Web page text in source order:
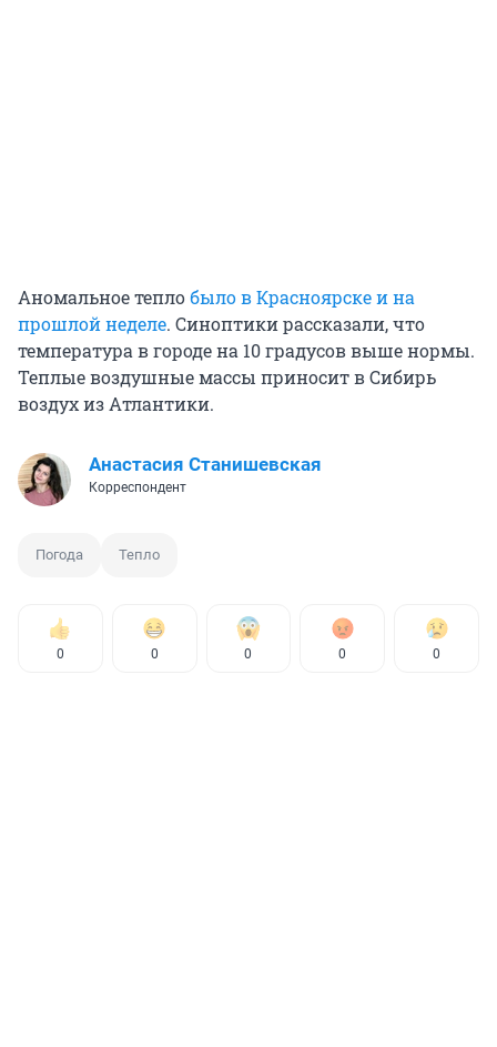
Аномальное теплобыло в Красноярске и на
прошлой неделе. Синоптики рассказали, что
температура в городе на 10 градусов выше нормы.
Теплые воздушные массы приносит в Сибирь
воздух из Атлантики.
Анастасия Станишевская
Корреспондент
Погода Тепло
0 0 0 0 0